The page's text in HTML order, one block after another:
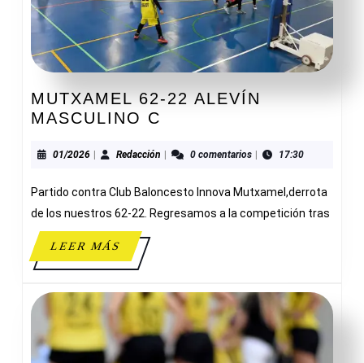
MUTXAMEL 62-22 ALEVÍN
MASCULINO C
22
MASCULINO
C
01/202601/2026Redacción Redacción0 comentarios 17:30
Partido contra Club Baloncesto Innova Mutxamel,derrota
de los nuestros 62-22. Regresamos a la competición tras
LEER MÁSLEER
MÁS